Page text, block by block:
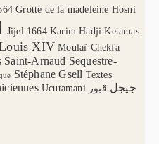
Grotte de la madeleine Hosni
Jijel 1664 Karim Hadji Ketamas
XIV Moulaï-Chekfa
Saint-Arnaud Sequestre-
Stéphane Gsell Textes
Ucutamani جيجل قبور